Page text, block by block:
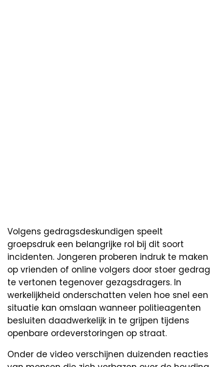
Volgens gedragsdeskundigen speelt
groepsdruk een belangrijke rol bij dit soort
incidenten. Jongeren proberen indruk te maken
op vrienden of online volgers door stoer gedrag
te vertonen tegenover gezagsdragers. In
werkelijkheid onderschatten velen hoe snel een
situatie kan omslaan wanneer politieagenten
besluiten daadwerkelijk in te grijpen tijdens
openbare ordeverstoringen op straat.
Onder de video verschijnen duizenden reacties